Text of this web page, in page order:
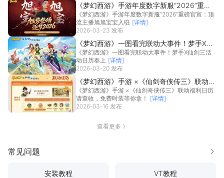
《梦幻西游》手游年度数字新服“2026”重磅
官宣：顶流主播旭旭宝宝入驻
《梦幻西游》手游年度数字新服“2026”重磅官宣：顶
流主播旭旭宝宝入驻 [详情]
2026-03-23 发布
《梦幻西游》一图看完联动大事件！梦手X仙
剑三活动日历奉上
《梦幻西游》一图看完联动大事件！梦手X仙剑三活
动日历奉上 [详情]
2026-03-20 发布
《梦幻西游》手游 ×《仙剑奇侠传三》联动福
利日历请查收，免费时装等你拿！
《梦幻西游》手游 ×《仙剑奇侠传三》联动福利日历
请查收，免费时装等你拿！
[详情]
2026-03-16 发布
查看更多
常见问题 更多
安装教程 VT教程